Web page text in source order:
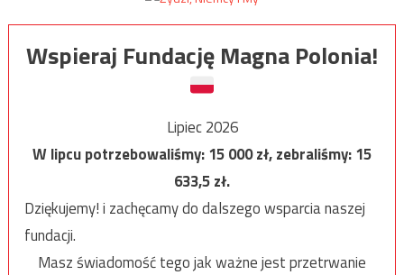
Wspieraj Fundację Magna Polonia!
Lipiec 2026
W lipcu potrzebowaliśmy:15 000zł, zebraliśmy:15
633,5zł.
Dziękujemy! i zachęcamy do dalszego wsparcia naszej
fundacji.
Masz świadomość tego jak ważne jest przetrwanie